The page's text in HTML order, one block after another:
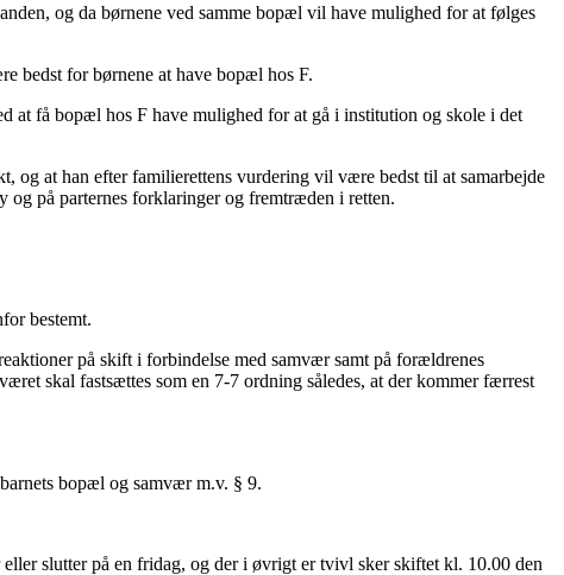
og da børnene ved samme bopæl vil have mulighed for at følges
bedst for børnene at have bopæl hos F.
at få bopæl hos F have mulighed for at gå i institution og skole i det
at han efter familierettens vurdering vil være bedst til at samarbejde
og på parternes forklaringer og fremtræden i retten.
bestemt.
på skift i forbindelse med samvær samt på forældrenes
skal fastsættes som en 7-7 ordning således, at der kommer færrest
bopæl og samvær m.v. § 9.
slutter på en fridag, og der i øvrigt er tvivl sker skiftet kl. 10.00 den